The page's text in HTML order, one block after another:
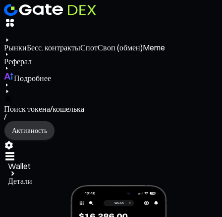
РынкиБесс. контрактыСпотСвоп (обмен)Meme
Реферал
Подробнее
Поиск токена/кошелька
/
Активность
Wallet
Детали